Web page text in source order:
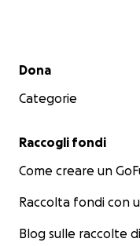
Menu secondario
Dona
Categorie
Raccogli fondi
Come creare un
Raccolta fondi con
Blog sulle raccolte